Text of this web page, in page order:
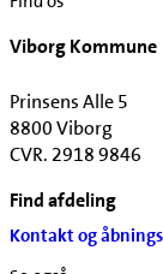
Viborg Kommune
Prinsens Alle 5
8800 Viborg
CVR. 2918 9846
Find afdeling
Kontakt og